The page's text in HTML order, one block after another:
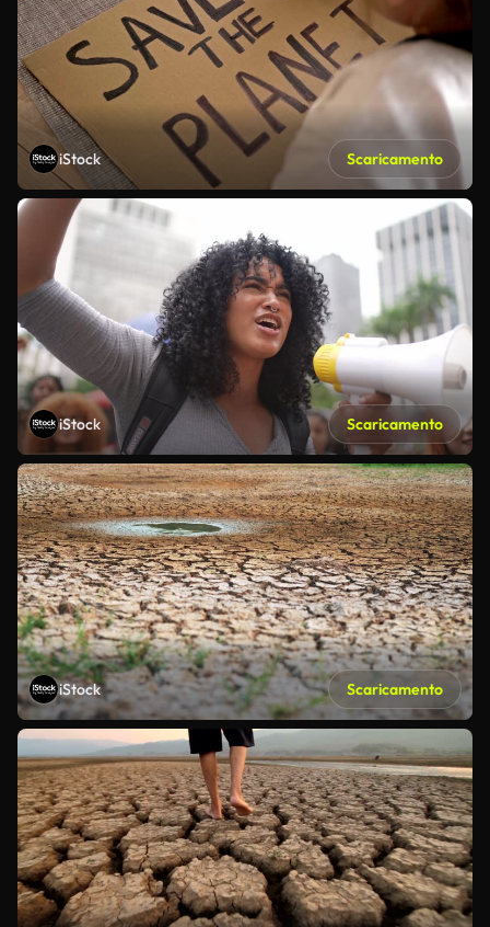
iStock Scaricamento
iStock Scaricamento
iStock Scaricamento